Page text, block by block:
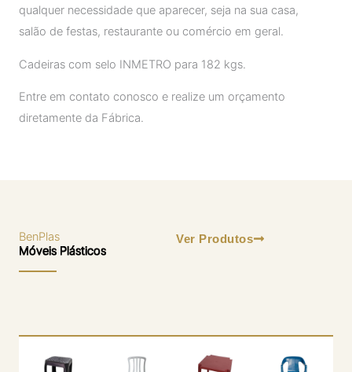
qualquer necessidade que aparecer, seja na sua casa,
salão de festas, restaurante ou comércio em geral.
Cadeiras com selo INMETRO para 182 kgs.
Entre em contato conosco e realize um orçamento
diretamente da Fábrica.
BenPlas
Móveis Plásticos
Ver Produtos